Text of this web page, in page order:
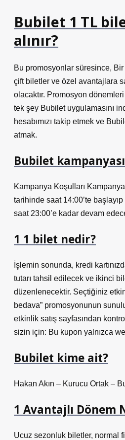
Bubilet 1 TL
alınır?
Bu promosyonlar süresince,
çift biletler ve özel avantajlara
olacaktır. Promosyon
tek şey Bubilet uygulamasını
hesabımızı takip etmek ve
atmak.
Bubilet
Kampanya Koşulları
tarihinde saat 14:00’te
saat 23:00’e kadar devam
1 1 bilet nedir?
İşlemin sonunda, kredi
tutarı tahsil edilecek ve ikinci
düzenlenecektir. Seçtiğiniz
bedava” promosyonunun
etkinlik satış sayfasından
sizin için: Bu kupon yalnızca
Bubilet kime ait?
Hakan Akın – Kurucu Ortak –
1 Avantajlı Dönem
Ucuz sezonluk biletler, normal